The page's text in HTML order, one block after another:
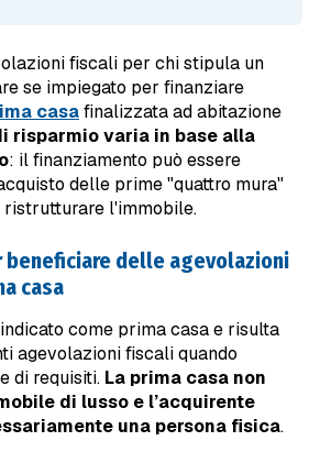
fiscali per chi stipula un
se impiegato per finanziare
casafinalizzata ad abitazione
risparmio varia in base alla
: il finanziamento può essere
delle prime "quattro mura"
l'immobile.
beneficiare delle agevolazioni
casa
come prima casa e risulta
agevolazioni fiscali quando
di requisiti. La prima casa non
di lusso e l’acquirente
una persona fisica.